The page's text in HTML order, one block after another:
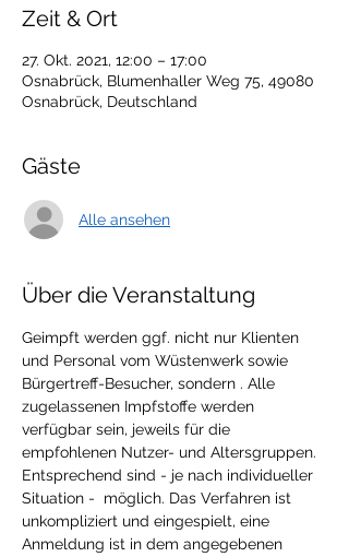
Zeit & Ort
27. Okt. 2021, 12:00 – 17:00
Osnabrück, Blumenhaller Weg 75, 49080
Osnabrück, Deutschland
Gäste
Alle ansehen
Über die Veranstaltung
Geimpft werden ggf. nicht nur Klienten
und Personal vom Wüstenwerk sowie
Bürgertreff-Besucher, sondern . Alle
zugelassenen Impfstoffe werden
verfügbar sein, jeweils für die
empfohlenen Nutzer- und Altersgruppen.
Entsprechend sind - je nach individueller
Situation -
möglich. Das Verfahren ist
unkompliziert und eingespielt, eine
Anmeldung ist in dem angegebenen